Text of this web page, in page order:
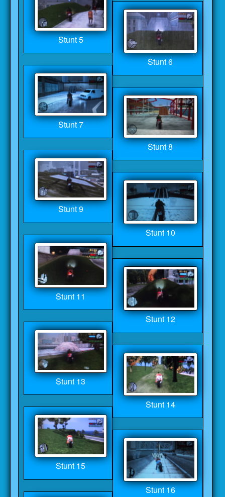
Stunt 5
Stunt 7
Stunt 9
Stunt 11
Stunt 13
Stunt 15
Stunt 6
Stunt 8
Stunt 10
Stunt 12
Stunt 14
Stunt 16